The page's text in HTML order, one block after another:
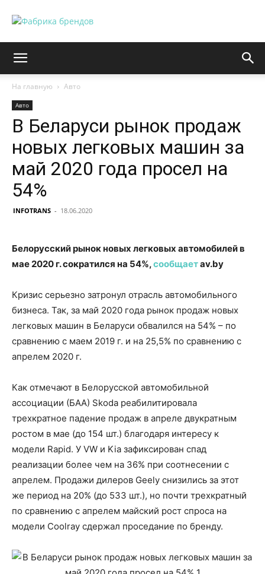
На главную Авто
Авто
В Беларуси рынок продаж
новых легковых машин за
май 2020 года просел на
54%
INFOTRANS - 18.06.2020
Белорусский рынок новых легковых автомобилей в
мае 2020 г. сократился на 54%,сообщаетav.by
Кризис серьезно затронул отрасль автомобильного
бизнеса. Так, за май 2020 года рынок продаж новых
легковых машин в Беларуси обвалился на 54% – по
сравнению с маем 2019 г. и на 25,5% по сравнению с
апрелем 2020 г.
Как отмечают в Белорусской автомобильной
ассоциации (БАА) Skoda реабилитировала
трехкратное падение продаж в апреле двукратным
ростом в мае (до 154 шт.) благодаря интересу к
модели Rapid. У VW и Kia зафиксирован спад
реализации более чем на 36% при соотнесении с
апрелем. Продажи дилеров Geely снизились за этот
же период на 20% (до 533 шт.), но почти трехкратный
по сравнению с апрелем майский рост спроса на
модели Coolray сдержал проседание по бренду.